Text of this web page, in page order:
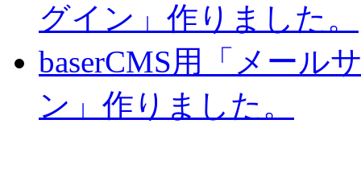
グイン」作りました。
baserCMS用「メール
ン」作りました。